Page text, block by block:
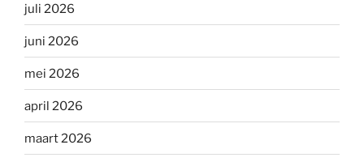
juli 2026
juni 2026
mei 2026
april 2026
maart 2026